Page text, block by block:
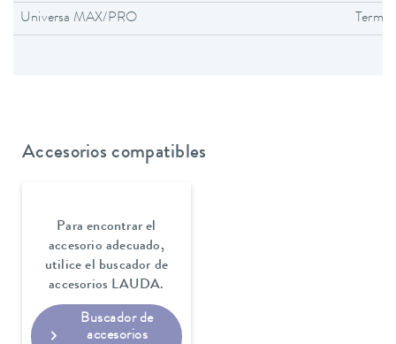
Universa MAX/PRO
Accesorios compatibles
Para encontrar el
accesorio adecuado,
utilice el buscador de
accesorios LAUDA.
Buscador de
accesorios